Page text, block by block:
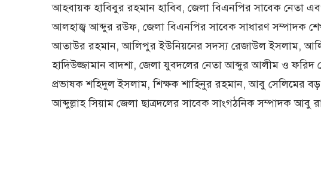
আহবায়ক হাবিবুর রহমান হাবিব, জেলা বিএনপির সাবেক নেতা
আলহাজ্ব আব্দুর রউফ, জেলা বিএনপির সাবেক সাধারণ সম্পাদক
আতাউর রহমান, আলিপুর ইউনিয়নের সদস্য রেজাউল ইসলাম,
হাদিউজ্জামান বাদশা, জেলা যুবদলের নেতা আব্দুর আলীম ও ফরিদ
প্রভাষক শহিদুল ইসলাম, শিক্ষক শাহিনুর রহমান, আবু সেলিমের বড়
আব্দুল্লাহ সিয়াম জেলা ছাত্রদলের সাবেক সাংগঠনিক সম্পাদক আবু